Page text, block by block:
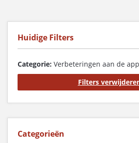
Huidige Filters
Categorie: Verbeteringen aan de
Filters
Categorieën